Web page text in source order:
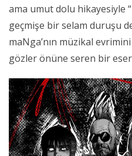
ama umut dolu hikayesiyle
geçmişe bir selam duruşu
maNga’nın müzikal
gözler önüne seren bir